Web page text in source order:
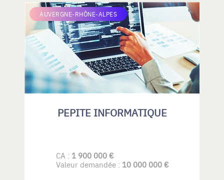
AUVERGNE-RHÔNE-ALPES
PEPITE INFORMATIQUE
CA : 1 900 000 €
Valeur demandée : 10 000 000 €